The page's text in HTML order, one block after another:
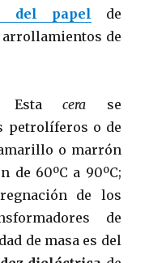
del papel de
arrollamientos de
Estacera se
petrolíferos o de
o marrón
de 60ºC a 90ºC;
de los
de
de masa es del